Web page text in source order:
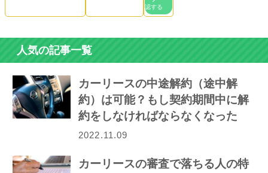
認する
人気の記事一覧
カーリースの中途解約（途中解
約）は可能？もし契約期間中に解
約をしなければならなくなった
ら…
2022.11.09
カーリースの審査で落ちる人の特